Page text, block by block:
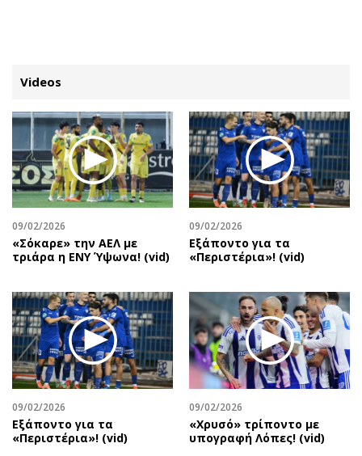
ΚΑΤΗΓΟΡΙΕΣ ΣΥΝΔΕΣΗ
Κύπρος
Παιδεία
Υγεία
Πολιτική
Βουλευτικές 2026
Προεδρικές 2023
Δημοσκοπήσεις
Διπλωματία
Αθλητισμός
Κύπρος
Ελλάδα
Διεθνή
Απόψεις
Αρθρογραφία
The Hill
Υγεία
Αγγελίες
Πωλούνται
Ζητούν εργασία
Θέσεις εργασίας
Geek
Νέα
Κινητά-tablets
Social
Videos
09/02/2026
«Σόκαρε» την ΑΕΛ με
τριάρα η ΕΝΥ Ύψωνα! (vid)
09/02/2026
Εξάποντο για τα
«Περιστέρια»! (vid)
09/02/2026
Εξάποντο για τα
«Περιστέρια»! (vid)
09/02/2026
«Χρυσό» τρίποντο με
υπογραφή Λόπες! (vid)